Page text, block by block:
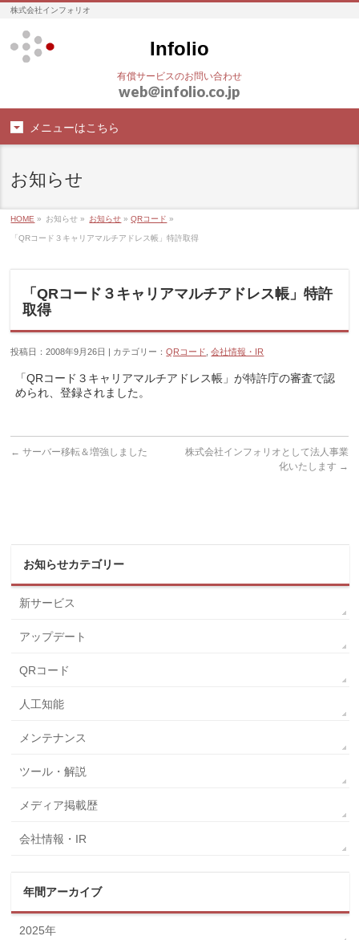
株式会社インフォリオ
Infolio
有償サービスのお問い合わせ
web＠infolio.co.jp
メニューはこちら
お知らせ
HOME » お知らせ » お知らせ »QRコード »
「QRコード３キャリアマルチアドレス帳」特許取得
「QRコード３キャリアマルチアドレス帳」特許
取得
投稿日：2008年9月26日 | カテゴリー：QRコード ,会社情報・IR
「QRコード３キャリアマルチアドレス帳」が特許庁の審査で認
められ、登録されました。
← サーバー移転＆増強しました
株式会社インフォリオとして法人事業
化いたします →
お知らせカテゴリー
新サービス
アップデート
QRコード
人工知能
メンテナンス
ツール・解説
メディア掲載歴
会社情報・IR
年間アーカイブ
2025年